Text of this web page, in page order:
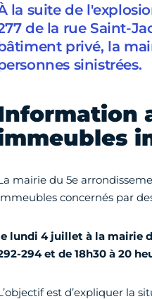
la suite de
de la rue Saint-
privé, la
sinistrées.
mairie du 5e
concernés par
lundi 4 juillet à la mairie
294 et de 18h30 à 20
est d’expliquer la